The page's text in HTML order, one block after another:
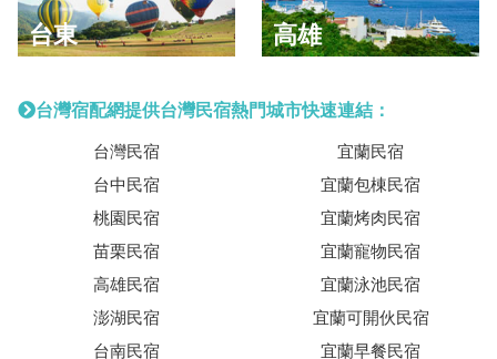
台東 高雄
台灣宿配網提供台灣民宿熱門城市快速連結：
台灣民宿
台中民宿
桃園民宿
苗栗民宿
高雄民宿
澎湖民宿
台南民宿
宜蘭民宿
宜蘭包棟民宿
宜蘭烤肉民宿
宜蘭寵物民宿
宜蘭泳池民宿
宜蘭可開伙民宿
宜蘭早餐民宿